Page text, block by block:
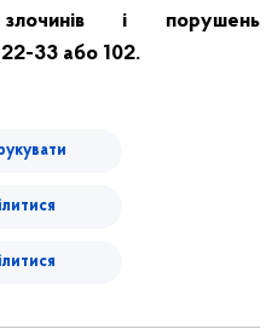
і порушень
33 або 102.